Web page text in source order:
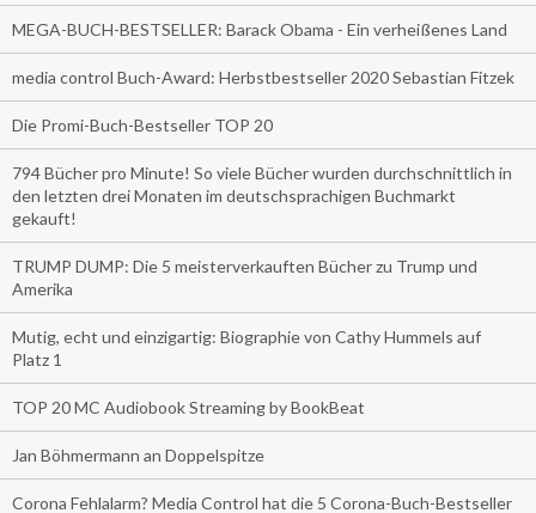
MEGA-BUCH-BESTSELLER: Barack Obama - Ein verheißenes Land
media control Buch-Award: Herbstbestseller 2020 Sebastian Fitzek
Die Promi-Buch-Bestseller TOP 20
794 Bücher pro Minute! So viele Bücher wurden durchschnittlich in
den letzten drei Monaten im deutschsprachigen Buchmarkt
gekauft!
TRUMP DUMP: Die 5 meisterverkauften Bücher zu Trump und
Amerika
Mutig, echt und einzigartig: Biographie von Cathy Hummels auf
Platz 1
TOP 20 MC Audiobook Streaming by BookBeat
Jan Böhmermann an Doppelspitze
Corona Fehlalarm? Media Control hat die 5 Corona-Buch-Bestseller